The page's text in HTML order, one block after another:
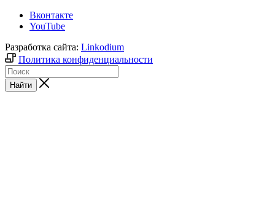
Вконтакте
YouTube
Разработка сайта: Linkodium
Политика конфиденциальности
Найти